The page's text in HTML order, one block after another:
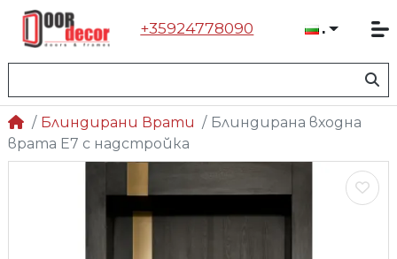
+35924778090
Блиндирани Врати
Блиндирана входна
врата Е7 с надстройка